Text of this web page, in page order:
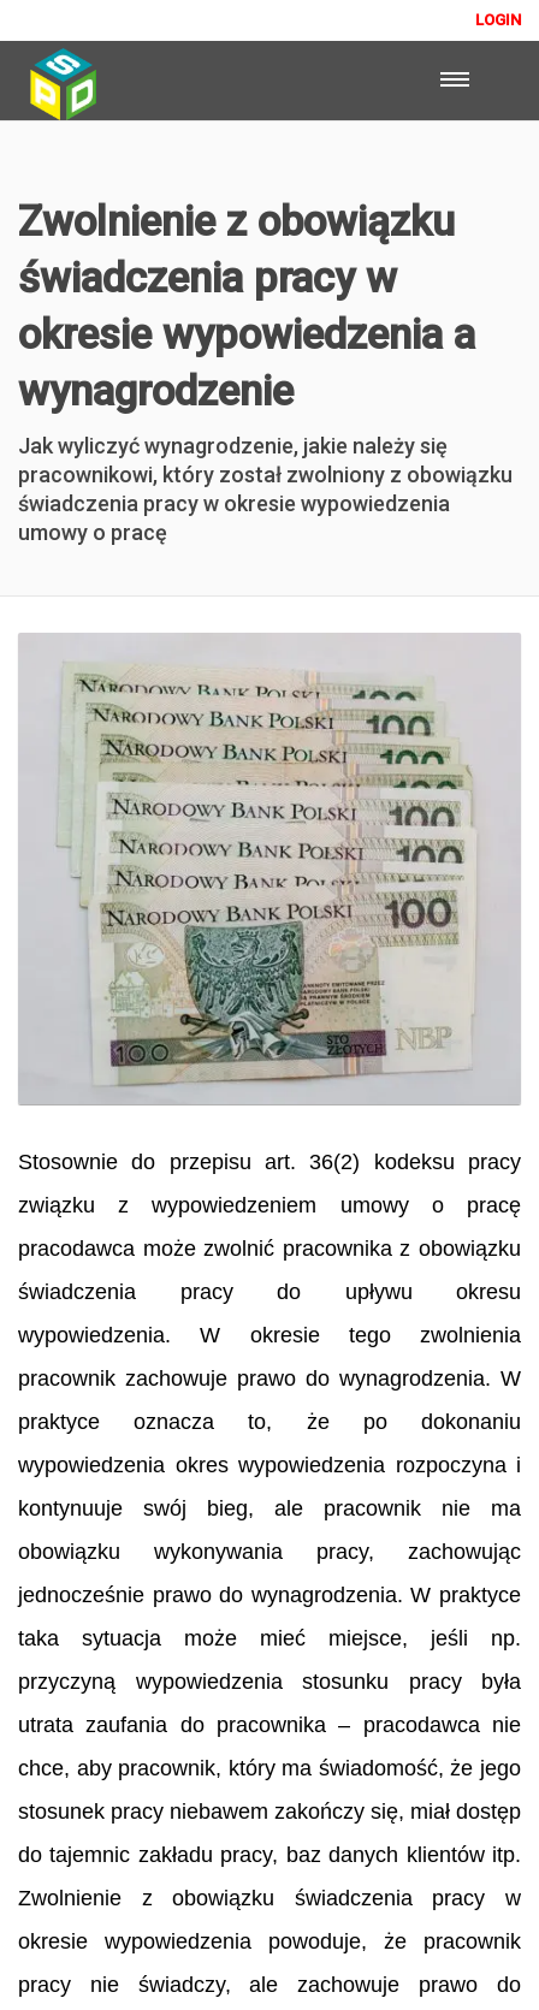
LOGIN
Zwolnienie z obowiązku
świadczenia pracy w
okresie wypowiedzenia a
wynagrodzenie
Jak wyliczyć wynagrodzenie, jakie należy się
pracownikowi, który został zwolniony z obowiązku
świadczenia pracy w okresie wypowiedzenia
umowy o pracę
Stosownie do przepisu art. 36(2) kodeksu pracy
związku z wypowiedzeniem umowy o pracę
pracodawca może zwolnić pracownika z obowiązku
świadczenia pracy do upływu okresu
wypowiedzenia. W okresie tego zwolnienia
pracownik zachowuje prawo do wynagrodzenia. W
praktyce oznacza to, że po dokonaniu
wypowiedzenia okres wypowiedzenia rozpoczyna i
kontynuuje swój bieg, ale pracownik nie ma
obowiązku wykonywania pracy, zachowując
jednocześnie prawo do wynagrodzenia. W praktyce
taka sytuacja może mieć miejsce, jeśli np.
przyczyną wypowiedzenia stosunku pracy była
utrata zaufania do pracownika – pracodawca nie
chce, aby pracownik, który ma świadomość, że jego
stosunek pracy niebawem zakończy się, miał dostęp
do tajemnic zakładu pracy, baz danych klientów itp.
Zwolnienie z obowiązku świadczenia pracy w
okresie wypowiedzenia powoduje, że pracownik
pracy nie świadczy, ale zachowuje prawo do